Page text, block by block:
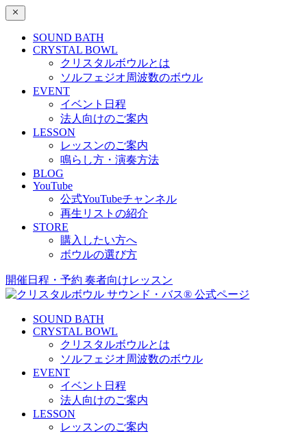
SOUND BATH
CRYSTAL BOWL
クリスタルボウルとは
ソルフェジオ周波数のボウル
EVENT
イベント日程
法人向けのご案内
LESSON
レッスンのご案内
鳴らし方・演奏方法
BLOG
YouTube
公式YouTubeチャンネル
再生リストの紹介
STORE
購入したい方へ
ボウルの選び方
開催日程・予約 奏者向けレッスン
SOUND BATH
CRYSTAL BOWL
クリスタルボウルとは
ソルフェジオ周波数のボウル
EVENT
イベント日程
法人向けのご案内
LESSON
レッスンのご案内